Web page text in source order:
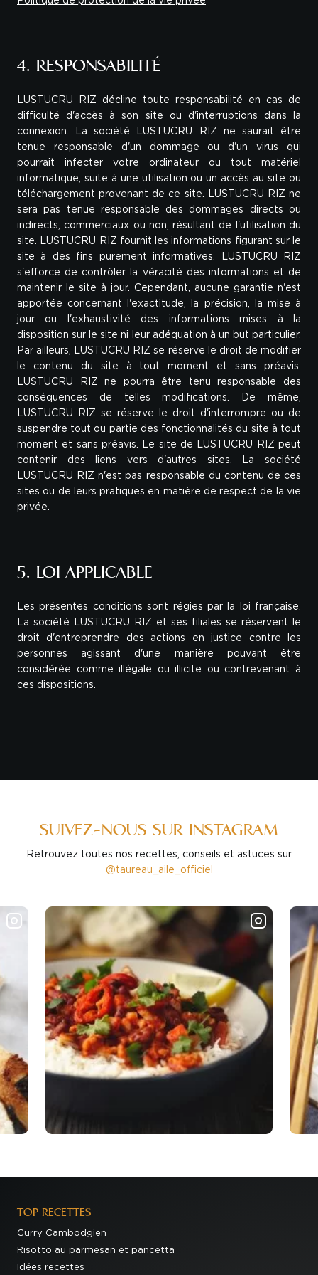
4. RESPONSABILITÉ
LUSTUCRU RIZ décline toute responsabilité en cas de
difficulté d'accès à son site ou d'interruptions dans la
connexion. La société LUSTUCRU RIZ ne saurait être
tenue responsable d'un dommage ou d'un virus qui
pourrait infecter votre ordinateur ou tout matériel
informatique, suite à une utilisation ou un accès au site ou
téléchargement provenant de ce site. LUSTUCRU RIZ ne
sera pas tenue responsable des dommages directs ou
indirects, commerciaux ou non, résultant de l'utilisation du
site. LUSTUCRU RIZ fournit les informations figurant sur le
site à des fins purement informatives. LUSTUCRU RIZ
s'efforce de contrôler la véracité des informations et de
maintenir le site à jour. Cependant, aucune garantie n'est
apportée concernant l'exactitude, la précision, la mise à
jour ou l'exhaustivité des informations mises à la
disposition sur le site ni leur adéquation à un but particulier.
Par ailleurs, LUSTUCRU RIZ se réserve le droit de modifier
le contenu du site à tout moment et sans préavis.
LUSTUCRU RIZ ne pourra être tenu responsable des
conséquences de telles modifications. De même,
LUSTUCRU RIZ se réserve le droit d'interrompre ou de
suspendre tout ou partie des fonctionnalités du site à tout
moment et sans préavis. Le site de LUSTUCRU RIZ peut
contenir des liens vers d'autres sites. La société
LUSTUCRU RIZ n'est pas responsable du contenu de ces
sites ou de leurs pratiques en matière de respect de la vie
privée.
5. LOI APPLICABLE
Les présentes conditions sont régies par la loi française.
La société LUSTUCRU RIZ et ses filiales se réservent le
droit d'entreprendre des actions en justice contre les
personnes agissant d'une manière pouvant être
considérée comme illégale ou illicite ou contrevenant à
ces dispositions.
SUIVEZ-NOUS SUR INSTAGRAM
Retrouvez toutes nos recettes, conseils et astuces sur
@taureau_aile_officiel
TOP RECETTES
Curry Cambodgien
Risotto au parmesan et pancetta
Idées recettes